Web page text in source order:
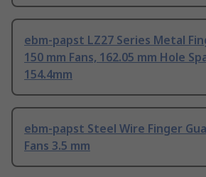
ebm-papst LZ27 Series Metal
150 mm Fans, 162.05 mm Hole
154.4mm
ebm-papst Steel Wire Finger
Fans 3.5 mm